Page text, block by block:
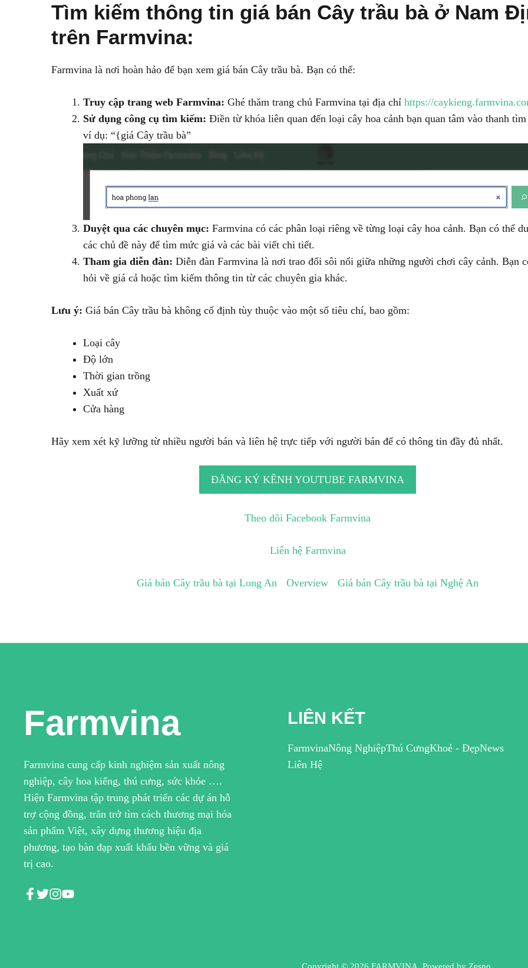
Tìm kiếm thông tin giá bán Cây trầu bà ở Nam
trên Farmvina:
Farmvina là nơi hoàn hảo để bạn xem giá bán Cây trầu bà. Bạn có thể:
Truy cập trang web Farmvina: Ghé thăm trang chủ Farmvina tại địa chỉ https://
Sử dụng công cụ tìm kiếm: Điền từ khóa liên quan đến loại cây hoa cảnh bạn quan tâm vào thanh
ví dụ: “{giá Cây trầu bà”
Duyệt qua các chuyên mục: Farmvina có các phân loại riêng về từng loại cây hoa cảnh. Bạn có thể
các chủ đề này để tìm mức giá và các bài viết chi tiết.
Tham gia diễn đàn: Diễn đàn Farmvina là nơi trao đổi sôi nổi giữa những người chơi cây cảnh. Bạn
hỏi về giá cả hoặc tìm kiếm thông tin từ các chuyên gia khác.
Lưu ý: Giá bán Cây trầu bà không cố định tùy thuộc vào một số tiêu chí, bao gồm:
Loại cây
Độ lớn
Thời gian trồng
Xuất xứ
Cửa hàng
Hãy xem xét kỹ lưỡng từ nhiều người bán và liên hệ trực tiếp với người bán để có thông tin đầy đủ nhất.
ĐĂNG KÝ KÊNH YOUTUBE FARMVINA
Theo dõi Facebook Farmvina
Liên hệ Farmvina
Giá bán Cây trầu bà tại Long An Overview Giá bán Cây trầu bà tại Nghệ An
Farmvina
Farmvina cung cấp kinh nghiệm sản xuất nông
nghiệp, cây hoa kiểng, thú cưng, sức khỏe ….
Hiện Farmvina tập trung phát triển các dự án hỗ
trợ cộng đồng, trăn trở tìm cách thương mại hóa
sản phẩm Việt, xây dựng thương hiệu địa
phương, tạo bàn đạp xuất khẩu bền vững và giá
trị cao.
LIÊN KẾT
FarmvinaNông NghiệpThú CưngKhoẻ - ĐẹpNews
Liên Hệ